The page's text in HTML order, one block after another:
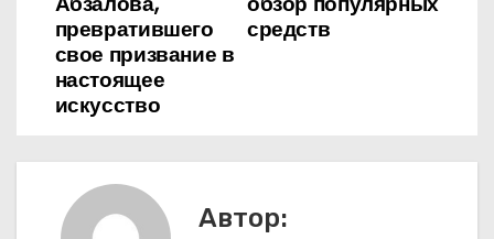
ц
средств
превратившего
свое призвание в
настоящее
искусство
Автор: